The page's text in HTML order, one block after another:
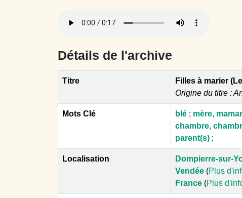
Détails de l'archive
Titre
Filles à marier
Origine du titre :
Mots Clé blé ; mère,
chambre,
parent(s) ;
Localisation Dompierre-sur-
Vendée (Plus
France (Plus